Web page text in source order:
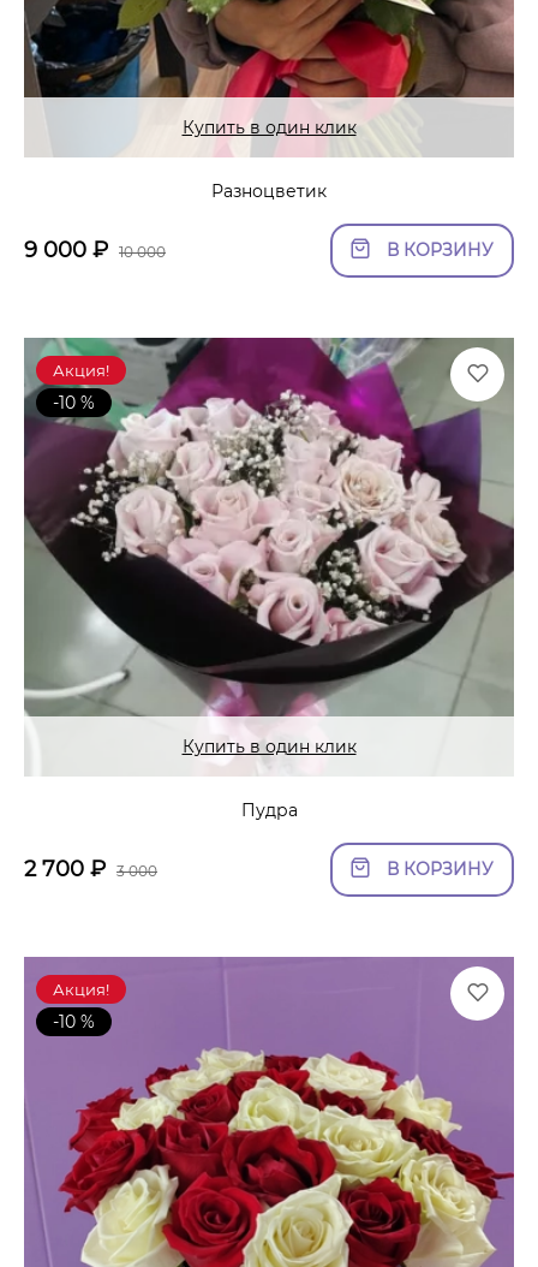
Купить в один клик
Разноцветик
9 000 ₽ 10 000 В КОРЗИНУ
Акция!
-10 %
Купить в один клик
Пудра
2 700 ₽ 3 000 В КОРЗИНУ
Акция!
-10 %